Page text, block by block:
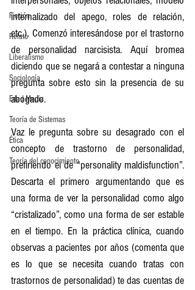
Ficción
Relato
Liberalismo
Sociología
Edad Media
Teoría de Sistemas
Ética
Teoría del conocimiento
internalizado del apego, roles de relación,
etc.). Comenzó interesándose por el trastorno
de personalidad narcisista. Aquí bromea
diciendo que se negará a contestar a ninguna
pregunta sobre esto sin la presencia de su
abogado.
Vaz le pregunta sobre su desagrado con el
concepto de trastorno de personalidad,
prefiriendo el de “personality maldisfunction”.
Descarta el primero argumentando que es
una forma de ver la personalidad como algo
“cristalizado”, como una forma de ser estable
en el tiempo. En la práctica clínica, cuando
observas a pacientes por años (comenta que
es lo que se necesita cuando tratas con
trastornos de personalidad) te das cuentas de